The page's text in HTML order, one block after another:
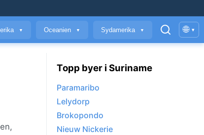
▼ Oceanien ▼ Sydamerika ▼ 🌐 ▾
Topp byer i Suriname
Paramaribo
Lelydorp
Brokopondo
Nieuw Nickerie